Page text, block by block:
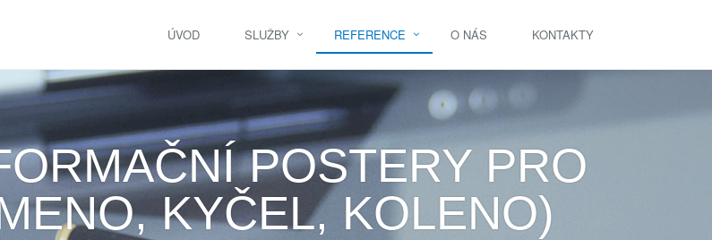
ÚVOD SLUŽBY REFERENCE O NÁS KONTAKTY
POSTERY PRO
KYČEL, KOLENO)